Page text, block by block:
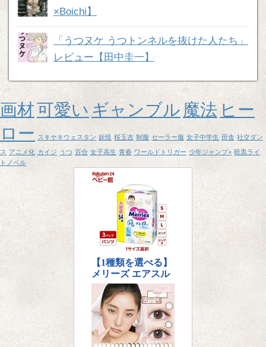
×Boichi】
「うつヌケ うつトンネルを抜けた人たち」
レビュー【田中圭一】
画材可愛い ギャンブル 魔法ヒー
ロー スキヤキウェスタン 妖怪 桜玉吉 制服 セーラー服 女子中学生 田舎 社交ダン
ス アニメ化 カイジ うつ 百合 女子高生 青春 ワールドトリガー 少年ジャンプ+ 暗黒ライ
トノベル